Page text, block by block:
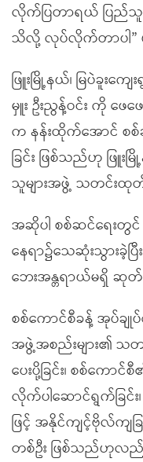
လိုက်ပြတာရယ် ပြည်
သိလို့ လုပ်လိုက်တာပါ”
ဖြူးမြို့နယ်၊ မြပဲခူးက
မှူး ဦးညွန့်ဝင်း ကို ဖေဖ
က နန်းထိုက်အောင် စစ်
ခြင်း ဖြစ်သည်ဟု ဖြူး
သူများအဖွဲ့ သတင်းထု
အဆိုပါ စစ်ဆင်ရေးတွင်
နေရာ၌သေဆုံးသွားခဲ့ပ
ဘေးအန္တရာယ်မရှိ
စစ်ကောင်စီခန့် အုပ်ချု
အဖွဲ့အစည်းများ၏ သတ
ပေးပို့ခြင်း၊ စစ်ကော
လိုက်ပါဆောင်ရွက်ခြင်
ဖြင့် အနိုင်ကျင့်ဗိုလ်ကျ
တစ်ဦး ဖြစ်သည်ဟုလ